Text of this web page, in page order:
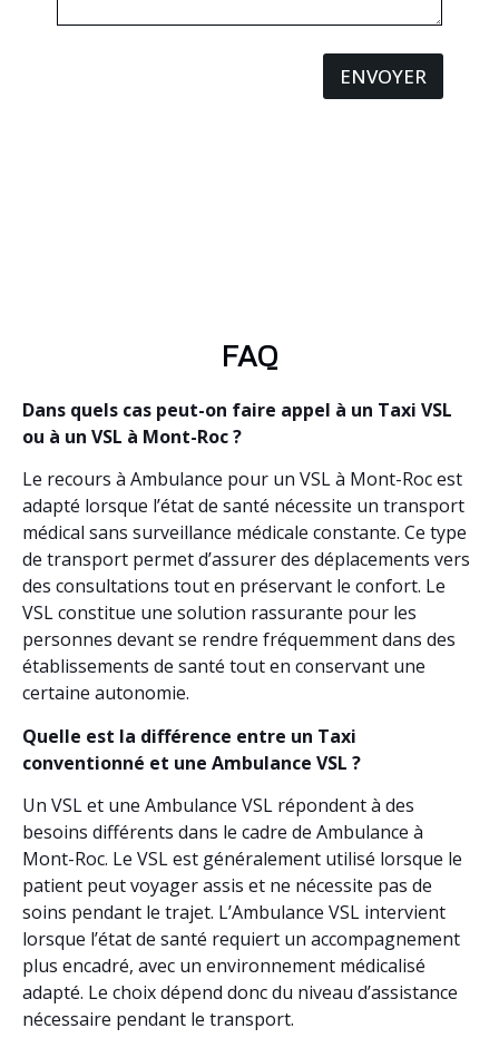
ENVOYER
FAQ
Dans quels cas peut-on faire appel à un Taxi VSL
ou à un VSL à Mont-Roc ?
Le recours à Ambulance pour un VSL à Mont-Roc est
adapté lorsque l’état de santé nécessite un transport
médical sans surveillance médicale constante. Ce type
de transport permet d’assurer des déplacements vers
des consultations tout en préservant le confort. Le
VSL constitue une solution rassurante pour les
personnes devant se rendre fréquemment dans des
établissements de santé tout en conservant une
certaine autonomie.
Quelle est la différence entre un Taxi
conventionné et une Ambulance VSL ?
Un VSL et une Ambulance VSL répondent à des
besoins différents dans le cadre de Ambulance à
Mont-Roc. Le VSL est généralement utilisé lorsque le
patient peut voyager assis et ne nécessite pas de
soins pendant le trajet. L’Ambulance VSL intervient
lorsque l’état de santé requiert un accompagnement
plus encadré, avec un environnement médicalisé
adapté. Le choix dépend donc du niveau d’assistance
nécessaire pendant le transport.